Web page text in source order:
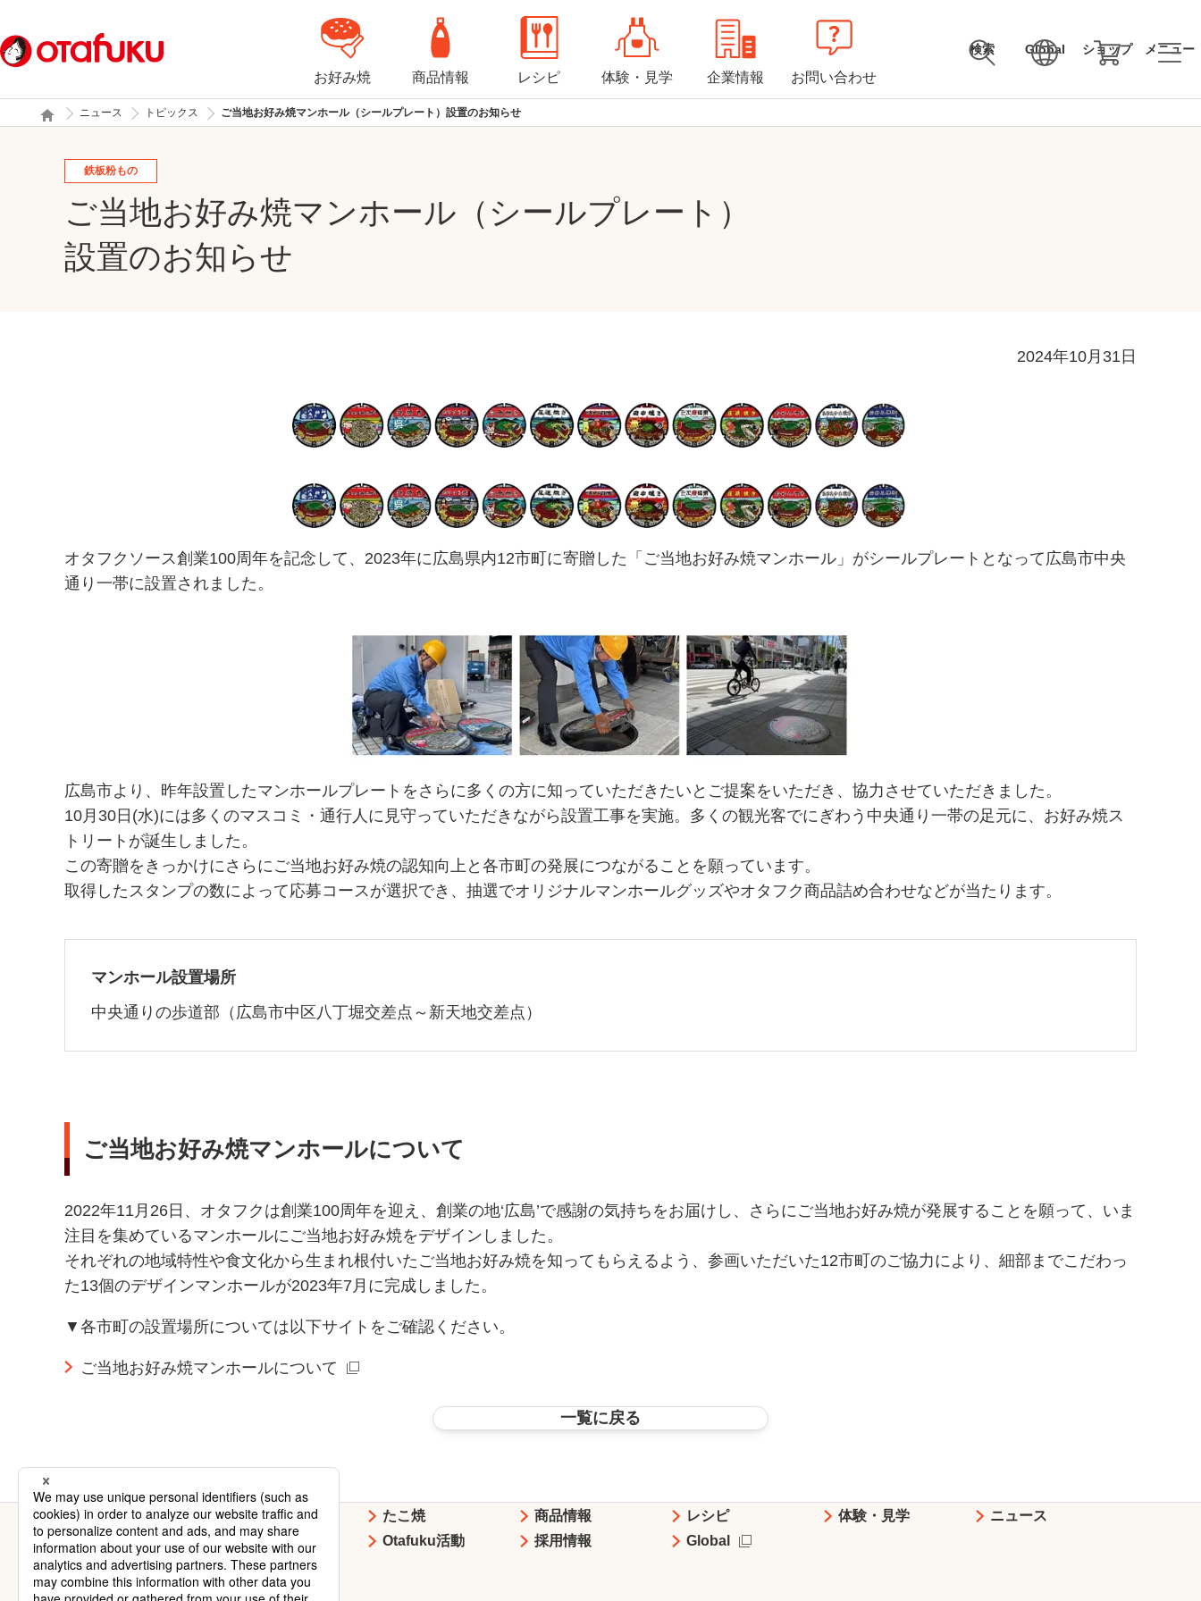
お好み焼 商品情報 レシピ 体験・見学 企業情報 お問い合わせ
検索 Global ショップ メニュー
ニュース トピックス ご当地お好み焼マンホール（シールプレート）設置のお知らせ
鉄板粉もの
ご当地お好み焼マンホール（シールプレート）
設置のお知らせ
2024年10月31日
オタフクソース創業100周年を記念して、2023年に広島県内12市町に寄贈した「ご当地お好み焼マンホール」がシールプレートとなって広島市中央
通り一帯に設置されました。
広島市より、昨年設置したマンホールプレートをさらに多くの方に知っていただきたいとご提案をいただき、協力させていただきました。
10月30日(水)には多くのマスコミ・通行人に見守っていただきながら設置工事を実施。多くの観光客でにぎわう中央通り一帯の足元に、お好み焼ス
トリートが誕生しました。
この寄贈をきっかけにさらにご当地お好み焼の認知向上と各市町の発展につながることを願っています。
取得したスタンプの数によって応募コースが選択でき、抽選でオリジナルマンホールグッズやオタフク商品詰め合わせなどが当たります。
マンホール設置場所
中央通りの歩道部（広島市中区八丁堀交差点～新天地交差点）
ご当地お好み焼マンホールについて
2022年11月26日、オタフクは創業100周年を迎え、創業の地‘広島’で感謝の気持ちをお届けし、さらにご当地お好み焼が発展することを願って、いま
注目を集めているマンホールにご当地お好み焼をデザインしました。
それぞれの地域特性や食文化から生まれ根付いたご当地お好み焼を知ってもらえるよう、参画いただいた12市町のご協力により、細部までこだわっ
た13個のデザインマンホールが2023年7月に完成しました。
▼各市町の設置場所については以下サイトをご確認ください。
ご当地お好み焼マンホールについて
一覧に戻る
お好み焼 焼そば たこ焼 商品情報 レシピ 体験・見学
ニュース
イベント・
キャンペーン
企業情報 Otafuku活動 採用情報 Global